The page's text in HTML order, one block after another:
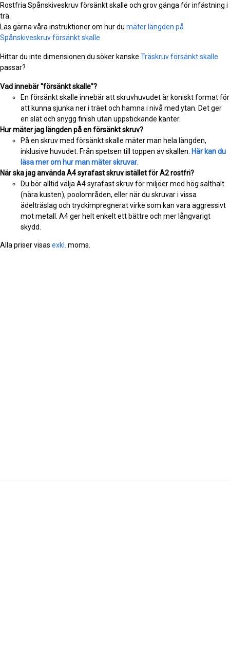
Rostfria Spånskiveskruv försänkt skalle och grov gänga för infästning i
trä.
Läs gärna våra instruktioner om hur du mäter längden på
Spånskiveskruv försänkt skalle
Hittar du inte dimensionen du söker kanske Träskruv försänkt skalle
passar?
Vad innebär "försänkt skalle"?
En försänkt skalle innebär att skruvhuvudet är koniskt format för
att kunna sjunka ner i träet och hamna i nivå med ytan. Det ger
en slät och snygg finish utan uppstickande kanter.
Hur mäter jag längden på en försänkt skruv?
På en skruv med försänkt skalle mäter man hela längden,
inklusive huvudet. Från spetsen till toppen av skallen. Här kan du
läsa mer om hur man mäter skruvar
När ska jag använda A4 syrafast skruv istället för A2 rostfri?
Du bör alltid välja A4 syrafast skruv för miljöer med hög salthalt
(nära kusten), poolområden, eller när du skruvar i vissa
ädelträslag och tryckimpregnerat virke som kan vara aggressivt
mot metall. A4 ger helt enkelt ett bättre och mer långvarigt
skydd.
Alla priser visas exkl. moms.